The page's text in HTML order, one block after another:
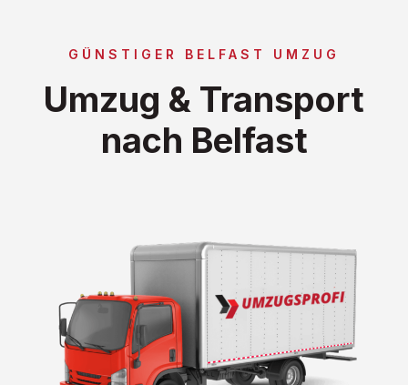
GÜNSTIGER BELFAST UMZUG
Umzug & Transport
nach Belfast